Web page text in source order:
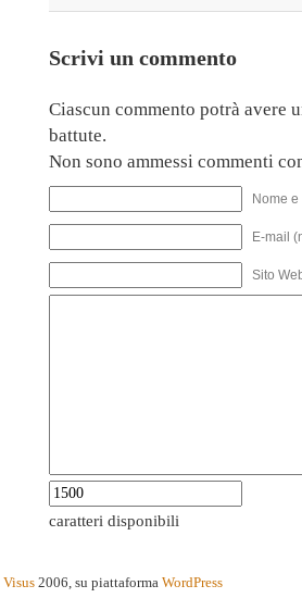
Scrivi un commento
Ciascun commento potrà avere
battute.
Non sono ammessi commenti
Nome
E-mail
Sito
caratteri disponibili
Visus 2006, su piattaforma WordPress